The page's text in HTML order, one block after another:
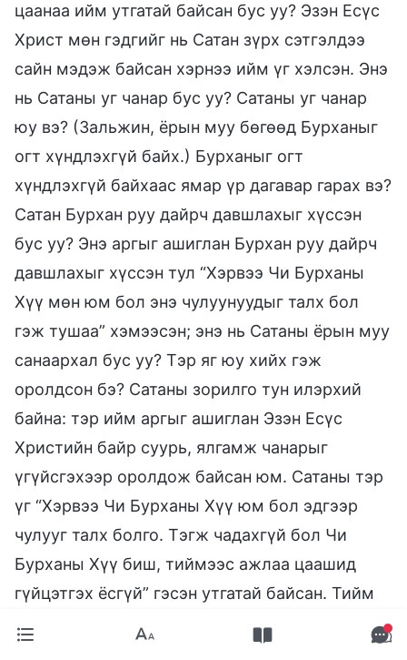
цаанаа ийм утгатай байсан бус уу? Эзэн Есүс
Христ мөн гэдгийг нь Сатан зүрх сэтгэлдээ
сайн мэдэж байсан хэрнээ ийм үг хэлсэн. Энэ
нь Сатаны уг чанар бус уу? Сатаны уг чанар
юу вэ? (Зальжин, ёрын муу бөгөөд Бурханыг
огт хүндлэхгүй байх.) Бурханыг огт
хүндлэхгүй байхаас ямар үр дагавар гарах вэ?
Сатан Бурхан руу дайрч давшлахыг хүссэн
бус уу? Энэ аргыг ашиглан Бурхан руу дайрч
давшлахыг хүссэн тул “Хэрвээ Чи Бурханы
Хүү мөн юм бол энэ чулуунуудыг талх бол
гэж тушаа” хэмээсэн; энэ нь Сатаны ёрын муу
санаархал бус уу? Тэр яг юу хийх гэж
оролдсон бэ? Сатаны зорилго тун илэрхий
байна: тэр ийм аргыг ашиглан Эзэн Есүс
Христийн байр суурь, ялгамж чанарыг
үгүйсгэхээр оролдож байсан юм. Сатаны тэр
үг “Хэрвээ Чи Бурханы Хүү юм бол эдгээр
чулууг талх болго. Тэгж чадахгүй бол Чи
Бурханы Хүү биш, тиймээс ажлаа цаашид
гүйцэтгэх ёсгүй” гэсэн утгатай байсан. Тийм